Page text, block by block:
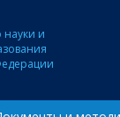
науки и